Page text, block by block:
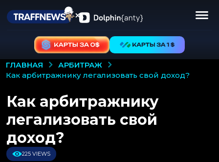
ГЛАВНАЯ
АРБИТРАЖ
как арбитражнику легализовать свой доход?
Как арбитражнику
легализовать свой
доход?
225 VIEWS